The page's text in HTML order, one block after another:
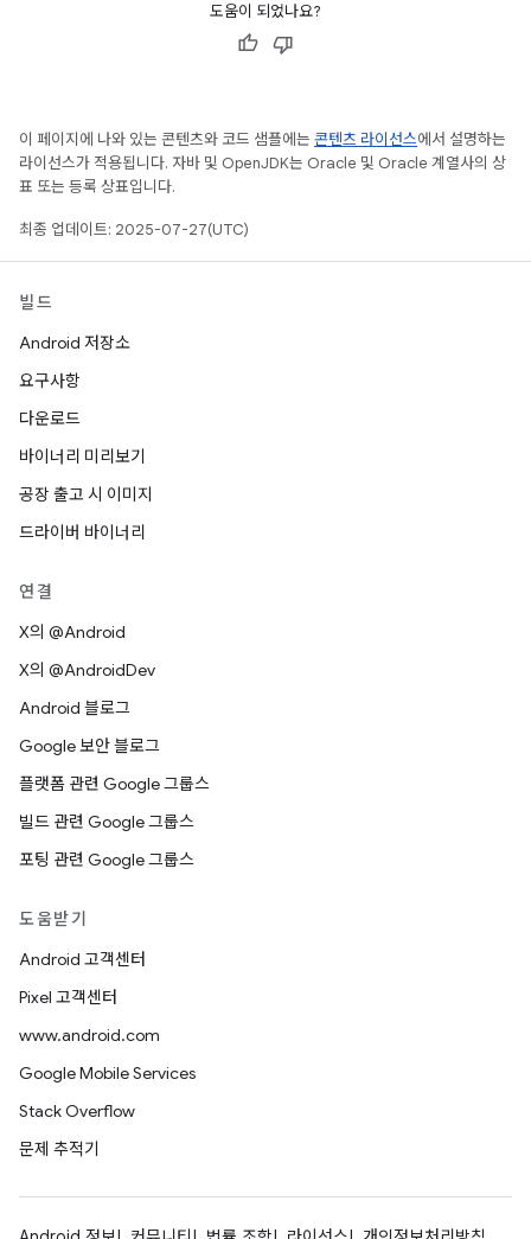
도움이 되었나요?
이 페이지에 나와 있는 콘텐츠와 코드 샘플에는 콘텐츠 라이선스에서 설명하는
라이선스가 적용됩니다. 자바 및 OpenJDK는 Oracle 및 Oracle 계열사의 상
표 또는 등록 상표입니다.
최종 업데이트: 2025-07-27(UTC)
빌드
Android 저장소
요구사항
다운로드
바이너리 미리보기
공장 출고 시 이미지
드라이버 바이너리
연결
X의 @Android
X의 @AndroidDev
Android 블로그
Google 보안 블로그
플랫폼 관련 Google 그룹스
빌드 관련 Google 그룹스
포팅 관련 Google 그룹스
도움받기
Android 고객센터
Pixel 고객센터
www.android.com
Google Mobile Services
Stack Overflow
문제 추적기